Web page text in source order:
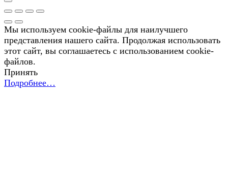
Мы используем cookie-файлы для наилучшего
представления нашего сайта. Продолжая использовать
этот сайт, вы соглашаетесь с использованием cookie-
файлов.
Принять
Подробнее…